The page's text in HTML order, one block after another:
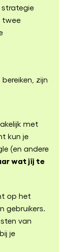
strategie
twee
zijn
met
kun je
(en andere
wat jij te
op het
gebruikers.
van
je